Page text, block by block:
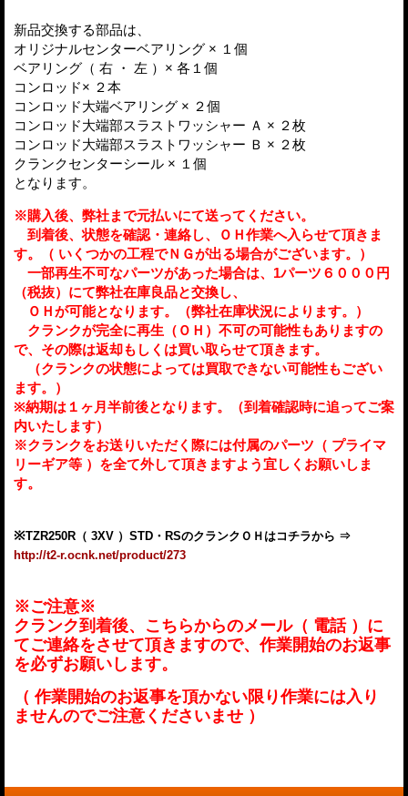
新品交換する部品は、
オリジナルセンターベアリング × １個
ベアリング（ 右 ・ 左 ）× 各１個
コンロッド× ２本
コンロッド大端ベアリング × ２個
コンロッド大端部スラストワッシャー Ａ × ２枚
コンロッド大端部スラストワッシャー Ｂ × ２枚
クランクセンターシール × １個
となります。
※購入後、弊社まで元払いにて送ってください。
到着後、状態を確認・連絡し、ＯＨ作業へ入らせて頂きま
す。（ いくつかの工程でＮＧが出る場合がございます。）
一部再生不可なパーツがあった場合は、1パーツ６０００円
（税抜）にて弊社在庫良品と交換し、
ＯＨが可能となります。（弊社在庫状況によります。）
クランクが完全に再生（ＯＨ）不可の可能性もありますの
で、その際は返却もしくは買い取らせて頂きます。
（クランクの状態によっては買取できない可能性もござい
ます。）
※納期は１ヶ月半前後となります。（到着確認時に追ってご案
内いたします）
※クランクをお送りいただく際には付属のパーツ（ プライマ
リーギア等 ）を全て外して頂きますよう宜しくお願いしま
す。
※TZR250R（ 3XV ） STD・ RSのクランクＯＨはコチラから ⇒
http://t2-r.ocnk.net/product/273
※ご注意※
クランク到着後、こちらからのメール（ 電話 ）に
てご連絡をさせて頂きますので、作業開始のお返事
を必ずお願いします。
（ 作業開始のお返事を頂かない限り作業には入り
ませんのでご注意くださいませ ）